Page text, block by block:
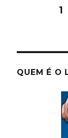
posts
PÁGINA1
QUEM É O